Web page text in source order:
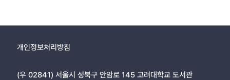
개인정보처리방침
(우 02841) 서울시 성북구 안암로 145 고려대학교 도서관